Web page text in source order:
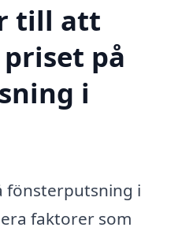
till att
på
i
fönsterputsning i
faktorer som